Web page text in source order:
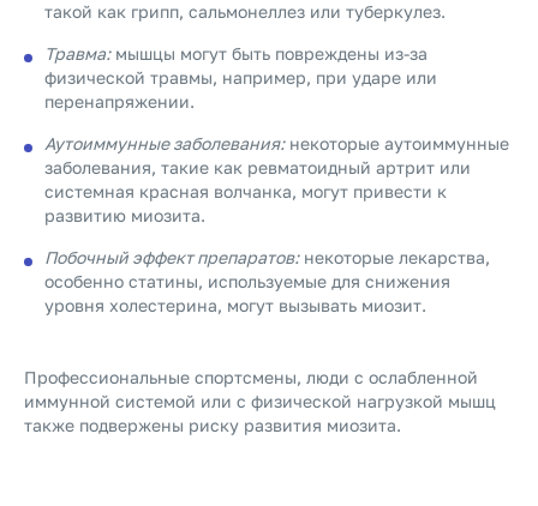
такой как грипп, сальмонеллез или туберкулез.
Травма:мышцы могут быть повреждены из-за
физической травмы, например, при ударе или
перенапряжении.
Аутоиммунные заболевания:некоторые аутоиммунные
заболевания, такие как ревматоидный артрит или
системная красная волчанка, могут привести к
развитию миозита.
Побочный эффект препаратов:некоторые лекарства,
особенно статины, используемые для снижения
уровня холестерина, могут вызывать миозит.
Профессиональные спортсмены, люди с ослабленной
иммунной системой или с физической нагрузкой мышц
также подвержены риску развития миозита.